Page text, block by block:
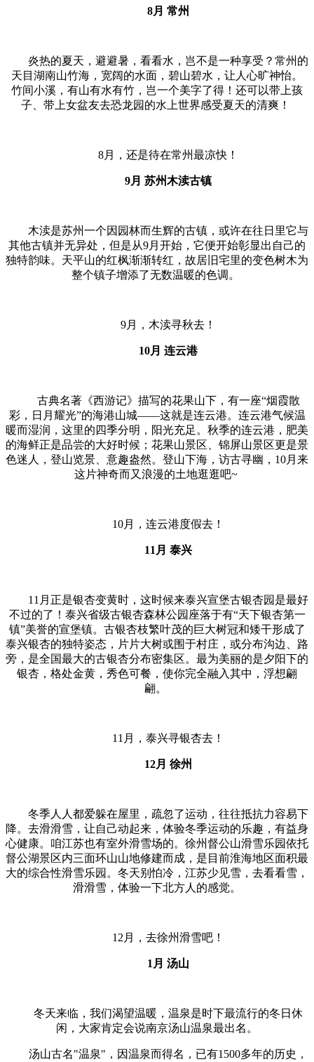
8月 常州
炎热的夏天，避避暑，看看水，岂不是一种享受？常州的
天目湖南山竹海，宽阔的水面，碧山碧水，让人心旷神怡。
竹间小溪，有山有水有竹，岂一个美字了得！还可以带上孩
子、带上女盆友去恐龙园的水上世界感受夏天的清爽！
8月，还是待在常州最凉快！
9月 苏州木渎古镇
木渎是苏州一个因园林而生辉的古镇，或许在往日里它与
其他古镇并无异处，但是从9月开始，它便开始彰显出自己的
独特韵味。天平山的红枫渐渐转红，故居旧宅里的变色树木为
整个镇子增添了无数温暖的色调。
9月，木渎寻秋去！
10月 连云港
古典名著《西游记》描写的花果山下，有一座“烟霞散
彩，日月耀光”的海港山城——这就是连云港。连云港气候温
暖而湿润，这里的四季分明，阳光充足。秋季的连云港，肥美
的海鲜正是品尝的大好时候；花果山景区、锦屏山景区更是景
色迷人，登山览景、意趣盎然。登山下海，访古寻幽，10月来
这片神奇而又浪漫的土地逛逛吧~
10月，连云港度假去！
11月 泰兴
11月正是银杏变黄时，这时候来泰兴宣堡古银杏园是最好
不过的了！泰兴省级古银杏森林公园座落于有“天下银杏第一
镇”美誉的宣堡镇。古银杏枝繁叶茂的巨大树冠和矮干形成了
泰兴银杏的独特姿态，片片大树或围于村庄，或分布沟边、路
旁，是全国最大的古银杏分布密集区。最为美丽的是夕阳下的
银杏，格处金黄，秀色可餐，使你完全融入其中，浮想翩
翩。
11月，泰兴寻银杏去！
12月 徐州
冬季人人都爱躲在屋里，疏忽了运动，往往抵抗力容易下
降。去滑滑雪，让自己动起来，体验冬季运动的乐趣，有益身
心健康。咱江苏也有室外滑雪场的。 徐州督公山滑雪乐园依托
督公湖景区内三面环山山地修建而成，是目前淮海地区面积最
大的综合性滑雪乐园。冬天别怕冷，江苏少见雪，去看看雪，
滑滑雪，体验一下北方人的感觉。
12月，去徐州滑雪吧！
1月 汤山
冬天来临，我们渴望温暖，温泉是时下最流行的冬日休
闲，大家肯定会说南京汤山温泉最出名。
汤山古名"温泉"，因温泉而得名，已有1500多年的历史，